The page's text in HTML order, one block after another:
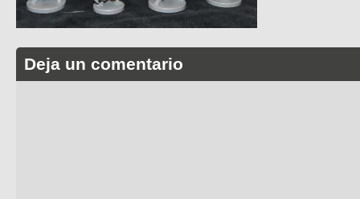
Deja un comentario